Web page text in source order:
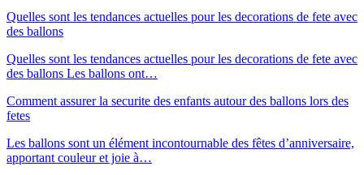
Quelles sont les tendances actuelles pour les decorations de fete avec
des ballons
Quelles sont les tendances actuelles pour les decorations de fete avec
des ballons Les ballons ont…
Comment assurer la securite des enfants autour des ballons lors des
fetes
Les ballons sont un élément incontournable des fêtes d’anniversaire,
apportant couleur et joie à…